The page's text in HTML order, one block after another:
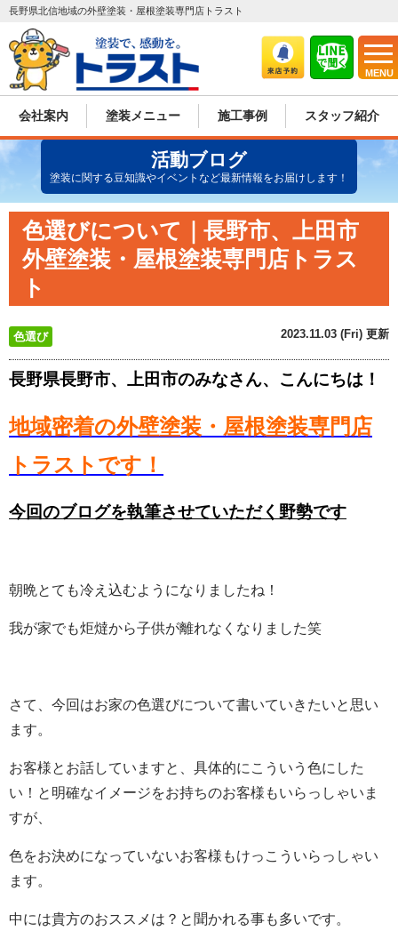
MENU
長野県北信地域の外壁塗装・屋根塗装専門店トラスト
会社案内 塗装メニュー 施工事例 スタッフ紹介
活動ブログ
塗装に関する豆知識やイベントなど最新情報をお届けします！
色選びについて｜長野市、上田市
外壁塗装・屋根塗装専門店トラス
ト
色選び 2023.11.03 (Fri) 更新
長野県長野市、上田市のみなさん、こんにちは！
地域密着の外壁塗装・屋根塗装専門店
トラストです！
今回のブログを執筆させていただく野勢です
朝晩とても冷え込むようになりましたね！
我が家でも炬燵から子供が離れなくなりました笑
さて、今回はお家の色選びについて書いていきたいと思い
ます。
お客様とお話していますと、具体的にこういう色にした
い！と明確なイメージをお持ちのお客様もいらっしゃいま
すが、
色をお決めになっていないお客様もけっこういらっしゃい
ます。
中には貴方のおススメは？と聞かれる事も多いです。